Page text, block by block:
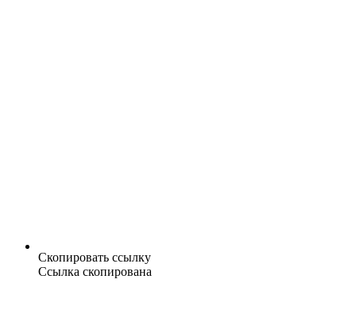
Скопировать ссылку
Ссылка скопирована